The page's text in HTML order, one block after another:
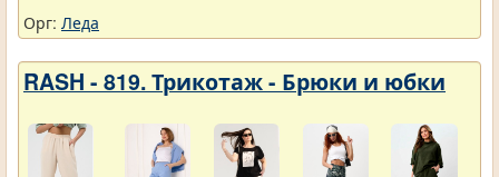
Орг: Леда
RASH - 819. Трикотаж - Брюки и юбки